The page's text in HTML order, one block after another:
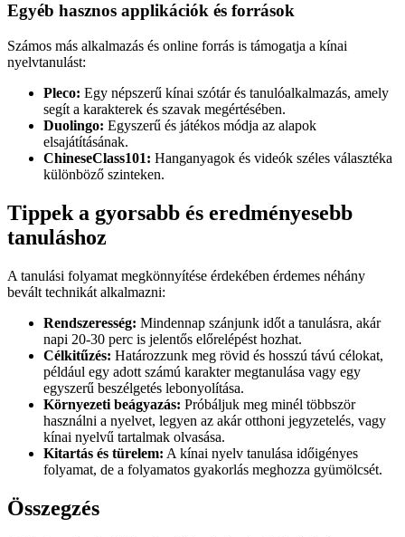
Egyéb hasznos applikációk és források
Számos más alkalmazás és online forrás is támogatja a kínai
nyelvtanulást:
Pleco: Egy népszerű kínai szótár és tanulóalkalmazás, amely
segít a karakterek és szavak megértésében.
Duolingo: Egyszerű és játékos módja az alapok
elsajátításának.
ChineseClass101: Hanganyagok és videók széles választéka
különböző szinteken.
Tippek a gyorsabb és eredményesebb
tanuláshoz
A tanulási folyamat megkönnyítése érdekében érdemes néhány
bevált technikát alkalmazni:
Rendszeresség: Mindennap szánjunk időt a tanulásra, akár
napi 20-30 perc is jelentős előrelépést hozhat.
Célkitűzés: Határozzunk meg rövid és hosszú távú célokat,
például egy adott számú karakter megtanulása vagy egy
egyszerű beszélgetés lebonyolítása.
Környezeti beágyazás: Próbáljuk meg minél többször
használni a nyelvet, legyen az akár otthoni jegyzetelés, vagy
kínai nyelvű tartalmak olvasása.
Kitartás és türelem: A kínai nyelv tanulása időigényes
folyamat, de a folyamatos gyakorlás meghozza gyümölcsét.
Összegzés